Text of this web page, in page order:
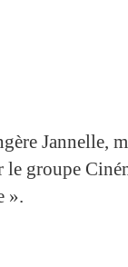
Jannelle,
le groupe
».